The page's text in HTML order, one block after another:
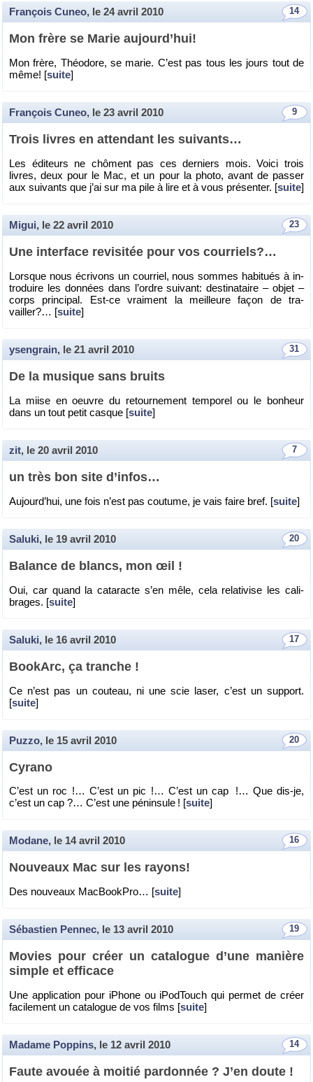
14
François Cuneo, le 24 avril 2010
Mon frère se Marie au­jour­d’hui!
Mon frère, Théo­dore, se marie. C’est pas tous les jours tout de
même! [suite]
9
François Cuneo, le 23 avril 2010
Trois livres en at­ten­dant les sui­vants…
Les édi­teurs ne chôment pas ces der­niers mois. Voici trois
livres, deux pour le Mac, et un pour la photo, avant de pas­ser
aux sui­vants que j’ai sur ma pile à lire et à vous pré­sen­ter. [suite]
23
Migui, le 22 avril 2010
Une in­ter­face re­vi­si­tée pour vos cour­riels?…
Lorsque nous écri­vons un cour­riel, nous sommes ha­bi­tués à in­
tro­duire les don­nées dans l’ordre sui­vant: des­ti­na­taire – objet –
corps prin­ci­pal. Est-ce vrai­ment la meilleure façon de tra­
vailler?… [suite]
31
ysengrain, le 21 avril 2010
De la mu­sique sans bruits
La miise en oeuvre du re­tour­ne­ment tem­po­rel ou le bon­heur
dans un tout petit casque [suite]
7
zit, le 20 avril 2010
un très bon site d’in­fos…
Au­jour­d’hui, une fois n’est pas cou­tume, je vais faire bref. [suite]
20
Saluki, le 19 avril 2010
Ba­lance de blancs, mon œil !
Oui, car quand la ca­ta­racte s’en mêle, cela re­la­ti­vise les ca­li­
brages. [suite]
17
Saluki, le 16 avril 2010
Boo­kArc, ça tranche !
Ce n’est pas un cou­teau, ni une scie laser, c’est un sup­port.
[suite]
20
Puzzo, le 15 avril 2010
Cy­rano
C’est un roc !… C’est un pic !… C’est un cap !… Que dis-je,
c’est un cap ?… C’est une pé­nin­sule ! [suite]
16
Modane, le 14 avril 2010
Nou­veaux Mac sur les rayons!
Des nou­veaux Mac­Book­Pro… [suite]
19
Sébastien Pennec, le 13 avril 2010
Mo­vies pour créer un ca­ta­logue d’une ma­nière
simple et ef­fi­cace
Une ap­pli­ca­tion pour iPhone ou iPod­Touch qui per­met de créer
fa­ci­le­ment un ca­ta­logue de vos films [suite]
14
Madame Poppins, le 12 avril 2010
Faute avouée à moi­tié par­don­née ? J’en doute !